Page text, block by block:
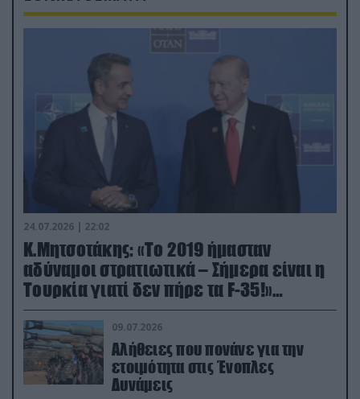
24.07.2026 | 22:02
Κ.Μητσοτάκης: «Το 2019 ήμασταν
αδύναμοι στρατιωτικά – Σήμερα είναι η
Τουρκία γιατί δεν πήρε τα F-35!»
(βίντεο)
09.07.2026
Αλήθειες που πονάνε για την
ετοιμότητα στις Ένοπλες
Δυνάμεις